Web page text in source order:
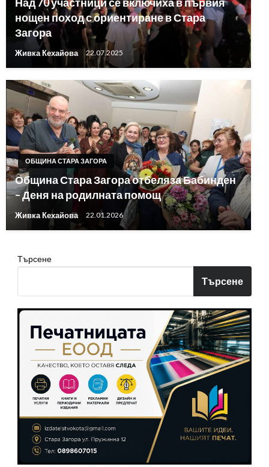
нощен поход с ориентиране в Стара
Загора
Живка Кехайова 22.07.2025
ОБЩИНА СТАРА ЗАГОРА
Община Стара Загора отбеляза Бабинден
– Деня на родилната помощ
Живка Кехайова 22.01.2026
Търсене
Търсене